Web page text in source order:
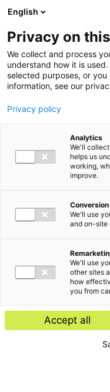
Ga direct naar de inhoud
English
Privacy on
We collect and process
understand how it is
selected purposes, or you
information, see our
Privacy policy
Analytics
We'll
helps us
working,
improve.
We'll use
and on-site
We'll use
other sites
how
you from
Accept all